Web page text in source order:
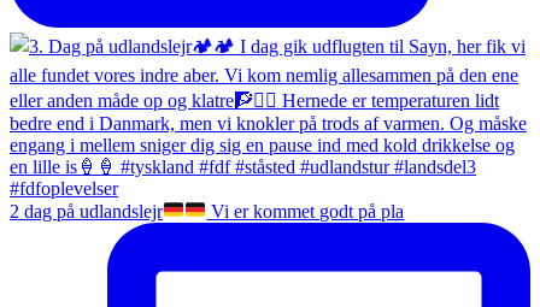
2 dag på udlandslejr Vi er kommet godt på pla